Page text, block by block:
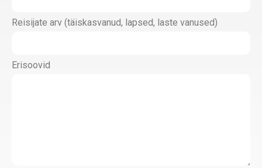
Reisijate arv (täiskasvanud, lapsed, laste vanused)
Erisoovid